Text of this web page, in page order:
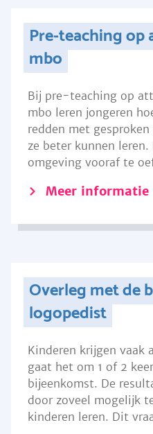
Pre-teaching
mbo
Bij pre-teaching op
mbo leren jongeren
redden met
ze beter kunnen
omgeving vooraf te
Meer informatie
Overleg met de
logopedist
Kinderen krijgen vaak
gaat het om 1 of 2
bijeenkomst. De
door zoveel mogelijk
kinderen leren. Dit